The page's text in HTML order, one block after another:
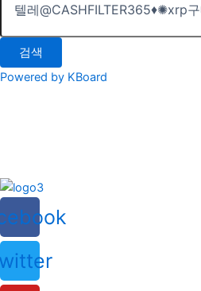
검색
Powered by KBoard